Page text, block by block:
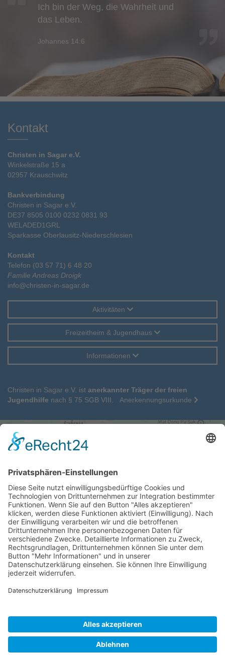
Ich bin der Weg, die Wahrheit und
das Leben.
Johannes 14:6
Kontakt
Christen in Sagar e.V.
Winkelstraße 15 a
02957 Krauschwitz
Bankverbindung
Christen in Sagar e.V.
DE37 8505 0100 0232 0831 93
WELADED1GRL
Sparkasse Oberlausitz-Niederschlesien
Kontakt
Telefon (03 57 71) 6 48 20
Familie Andreas Droigk
info@christen-in-sagar.de
Aktivitäten
Freizeitheim & Jugendhaus
Informationen
Christen in Sagar e.V. ist anerkannter Träger der freien
Jugendhilfe nach § 75 SGB VIII. Anerkennungsurkunde
Wir benötigen Ihre Zustimmung, um
Wir verwenden einen Service eines
Drittanbieters, um Karteninhalte einzubetten.
Dieser Service kann Daten zu Ihren Aktivitäten
sammeln. Bitte lesen Sie die Details durch und
stimmen Sie der Nutzung des Service zu, um
diese Karte anzuzeigen.
Mehr Informationen
Datenschutz Cookie-Einstellungen
Suche